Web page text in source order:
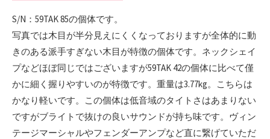
S/N：59TAK 85の個体です。
写真では木目が半分見えにくくなっておりますが全体的に動
きのある派手すぎない木目が特徴の個体です。ネックシェイ
プなどほぼ同じではございますが59TAK 42の個体に比べて僅
かに細く握りやすいのが特徴です。重量は3.77kg。こちらは
かなり軽いです。この個体は低音域のタイトさはあまりない
ですがブライトで抜けの良いサウンドが持ち味です。ヴィン
テージマーシャルやフェンダーアンプなど直に繋げていただ